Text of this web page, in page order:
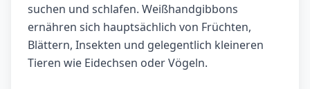
suchen und schlafen. Weißhandgibbons
ernähren sich hauptsächlich von Früchten,
Blättern, Insekten und gelegentlich kleineren
Tieren wie Eidechsen oder Vögeln.